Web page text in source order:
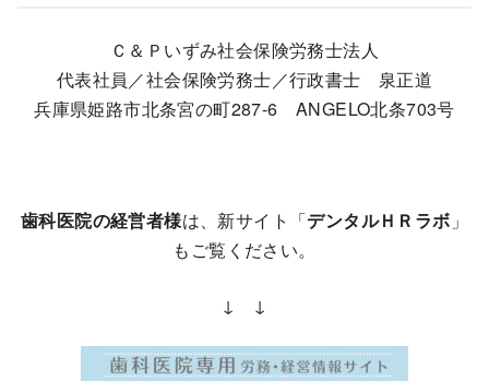
Ｃ＆Ｐいずみ社会保険労務士法人
代表社員／社会保険労務士／行政書士 泉正道
兵庫県姫路市北条宮の町287-6 ANGELO北条703号
歯科医院の経営者様は、新サイト「デンタルＨＲラボ 」
もご覧ください。
↓ ↓